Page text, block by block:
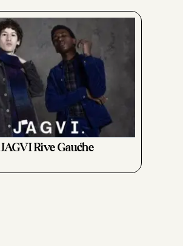
JAGVI Rive Gauche